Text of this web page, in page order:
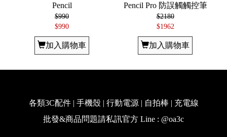
Pencil
$990
$990
加入購物車
Pencil Pro 防誤觸觸控筆
$2180
$1962
加入購物車
各類3C配件 | 手機殼 | 行動電源 | 自拍棒 | 充電線
批發&商品問題請私訊官方 Line : @oa3c